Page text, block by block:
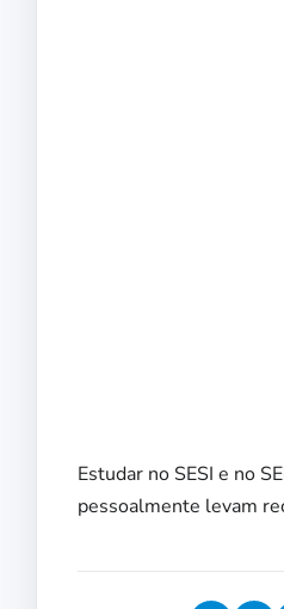
Estudar no SESI e no
pessoalmente levam